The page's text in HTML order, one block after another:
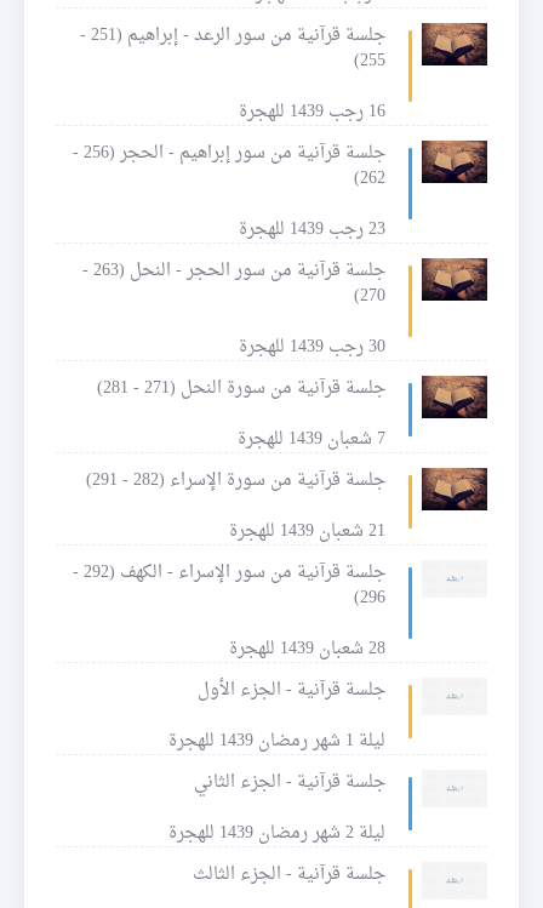
جلسة قرآنية من سور الرعد - إبراهيم (251 -
255)
16 رجب 1439 للهجرة
جلسة قرآنية من سور إبراهيم - الحجر (256 -
262)
23 رجب 1439 للهجرة
جلسة قرآنية من سور الحجر - النحل (263 -
270)
30 رجب 1439 للهجرة
جلسة قرآنية من سورة النحل (271 - 281)
7 شعبان 1439 للهجرة
جلسة قرآنية من سورة الإسراء (282 - 291)
21 شعبان 1439 للهجرة
جلسة قرآنية من سور الإسراء - الكهف (292 -
296)
28 شعبان 1439 للهجرة
جلسة قرآنية - الجزء الأول
ليلة 1 شهر رمضان 1439 للهجرة
جلسة قرآنية - الجزء الثاني
ليلة 2 شهر رمضان 1439 للهجرة
جلسة قرآنية - الجزء الثالث